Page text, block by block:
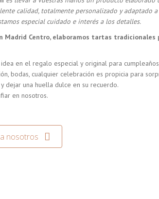
calidad, totalmente personalizado y adaptado a
especial cuidado e interés a los detalles.
Madrid Centro, elaboramos tartas tradicionales
en el regalo especial y original para
bodas, cualquier celebración es propicia para
dejar una huella dulce en su recuerdo.
en nosotros.
nosotros